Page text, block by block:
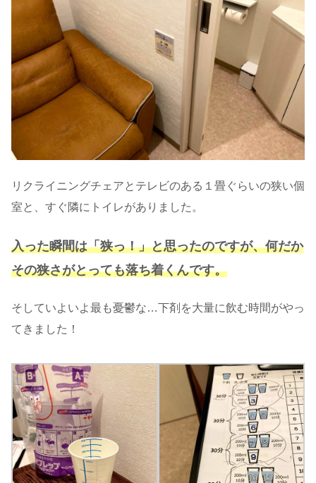
リクライニングチェアとテレビのある１畳ぐらいの狭い個
室と、すぐ隣にトイレがありました。
入った瞬間は「狭っ！」と思ったのですが、何だか
その狭さがとっても落ち着くんです。
そしていよいよ最も憂鬱な…下剤を大量に飲む時間がやっ
てきました！